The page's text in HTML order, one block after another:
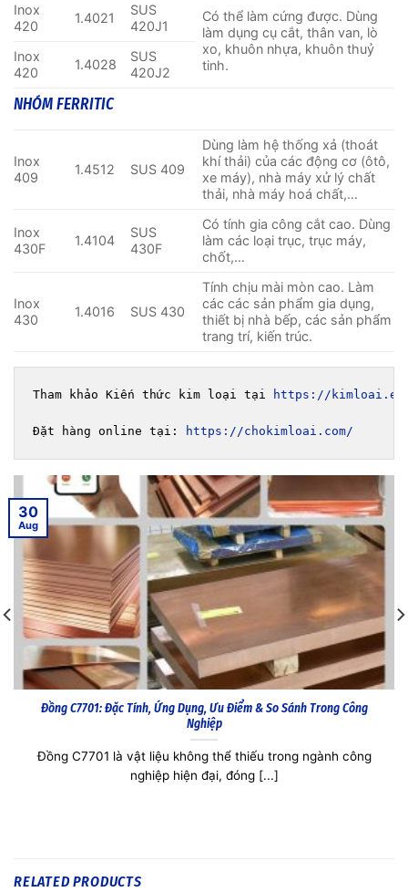
Inox
420
1.4021
SUS
420J1
Có thể làm cứng được. Dùng
làm dụng cụ cắt, thân van, lò
xo, khuôn nhựa, khuôn thuỷ
tinh.
Inox
420
1.4028
SUS
420J2
NHÓM FERRITIC
Inox
409
1.4512 SUS 409
Dùng làm hệ thống xả (thoát
khí thải) của các động cơ (ôtô,
xe máy), nhà máy xử lý chất
thải, nhà máy hoá chất,…
Inox
430F
1.4104
SUS
430F
Có tính gia công cắt cao. Dùng
làm các loại trục, trục máy,
chốt,…
Inox
430
1.4016 SUS 430
Tính chịu mài mòn cao. Làm
các các sản phẩm gia dụng,
thiết bị nhà bếp, các sản phẩm
trang trí, kiến trúc.
Tham khảo Kiến thức kim loại tại https://
Đặt hàng online tại: https://chokimloai.com/
Đồng C7521: Tất Tần Tật Về Hợp Kim Đồng Niken Thiếc, Ứng Dụng & Giá
Đồng C7521 không chỉ là một hợp kim đồng thông thường, mà
còn là giải [...]
30
Aug
RELATED PRODUCTS